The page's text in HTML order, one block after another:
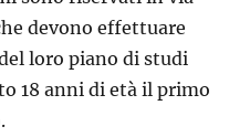
devono effettuare
loro piano di studi
18 anni di età il primo